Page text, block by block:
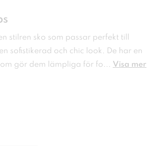
stilren sko som passar perfekt till
sofistikerad och chic look. De har en
gör dem lämpliga för fo... Visa mer